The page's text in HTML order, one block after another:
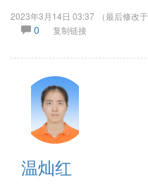
2023年3月14日 03:37 （最后修改于
0
复制链接
温灿红